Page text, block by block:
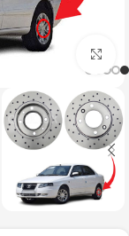
بزرگنمایی تصویر